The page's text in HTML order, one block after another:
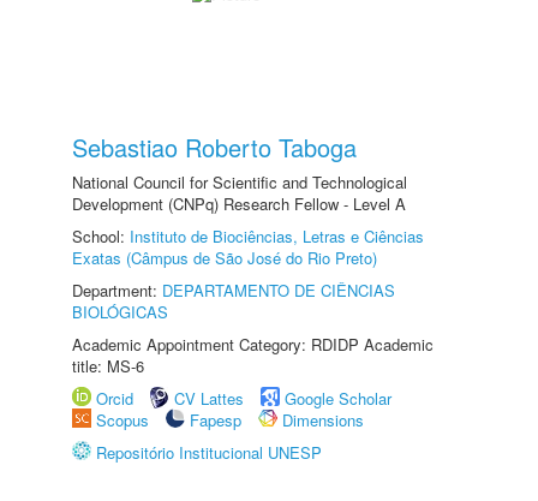
Sebastiao Roberto Taboga
National Council for Scientific and Technological
Development (CNPq) Research Fellow - Level A
School: Instituto de Biociências, Letras e Ciências
Exatas (Câmpus de São José do Rio Preto)
Department: DEPARTAMENTO DE CIÊNCIAS
BIOLÓGICAS
Academic Appointment Category: RDIDP Academic
title: MS-6
Orcid
CV Lattes
Google Scholar
Scopus
Fapesp
Dimensions
Repositório Institucional UNESP